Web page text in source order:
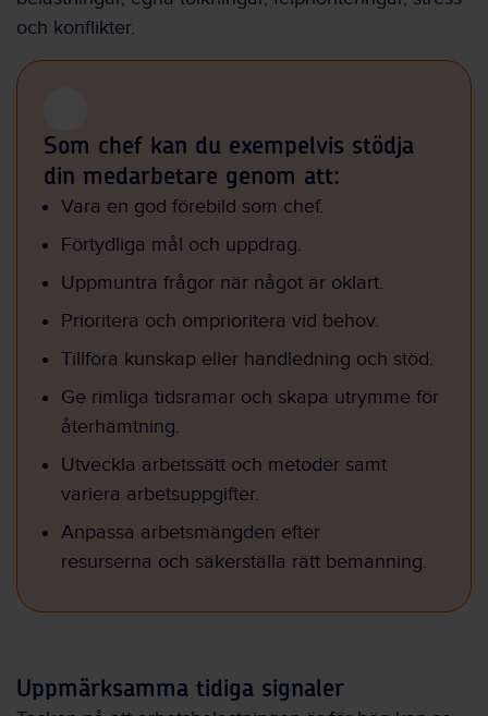
och konflikter.
Som chef kan du exempelvis stödja
din medarbetare genom att:
Vara en god förebild som chef.
Förtydliga mål och uppdrag.
Uppmuntra frågor när något är oklart.
Prioritera och omprioritera vid behov.
Tillföra kunskap eller handledning och stöd.
Ge rimliga tidsramar och skapa utrymme för
återhämtning.
Utveckla arbetssätt och metoder samt
variera arbetsuppgifter.
Anpassa arbetsmängden efter
resurserna och säkerställa rätt bemanning.
Uppmärksamma tidiga signaler